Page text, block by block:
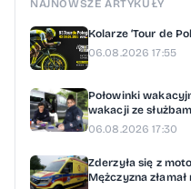
NAJNOWSZE ARTYKUŁY
Kolarze ‘Tour de
06.08.2026 17:55
Połowinki
wakacji ze
06.08.2026 17:30
Zderzyła się z
Mężczyzna złamał